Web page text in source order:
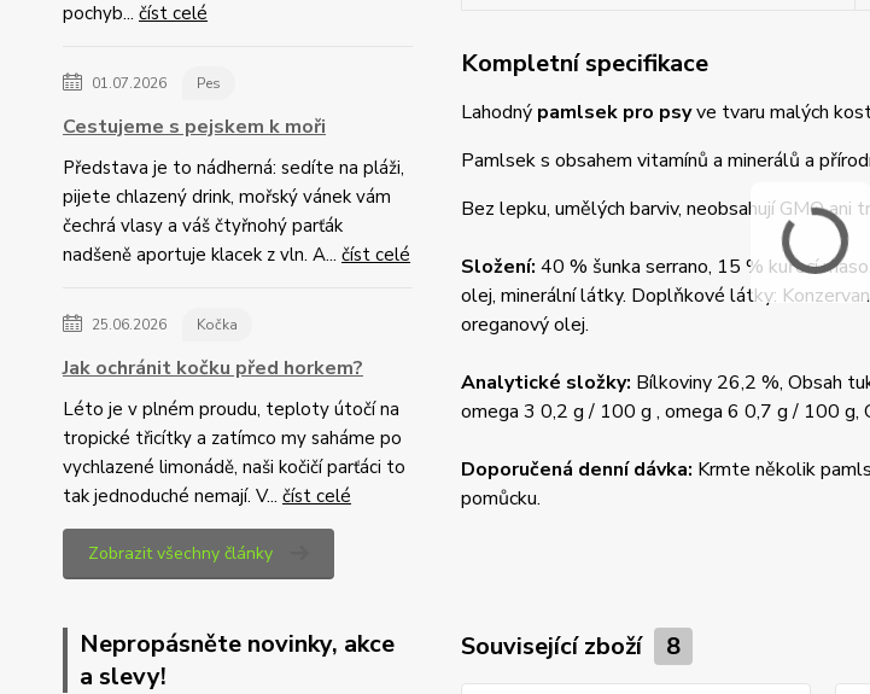
pochyb... číst celé
01.07.2026 Pes
Cestujeme s pejskem k moři
Představa je to nádherná: sedíte na pláži,
pijete chlazený drink, mořský vánek vám
čechrá vlasy a váš čtyřnohý parťák
nadšeně aportuje klacek z vln. A... číst celé
25.06.2026 Kočka
Jak ochránit kočku před horkem?
Léto je v plném proudu, teploty útočí na
tropické třicítky a zatímco my saháme po
vychlazené limonádě, naši kočičí parťáci to
tak jednoduché nemají. V... číst celé
Zobrazit všechny články
Nepropásněte novinky, akce
a slevy!
Kompletní specifikace
Lahodnýpamlsek pro psyve tvaru malých
Pamlsek s obsahem vitamínů a minerálů a
Bez lepku, umělých barviv, neobsahují GMO ani
Složení: 40 % šunka serrano, 15 % kuřecí
olej, minerální látky. Doplňkové látky:
oreganový olej.
Analytické složky: Bílkoviny 26,2 %, Obsah
omega 3 0,2 g / 100 g , omega 6 0,7 g / 100 g,
Doporučená denní dávka: Krmte několik
pomůcku.
Související zboží 8